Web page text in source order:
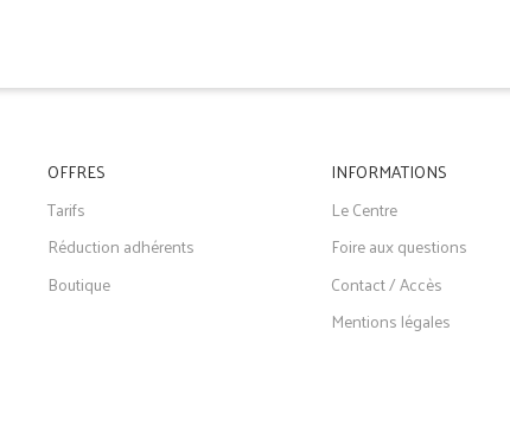
OFFRES
Tarifs
Réduction adhérents
Boutique
INFORMATIONS
Le Centre
Foire aux questions
Contact / Accès
Mentions légales